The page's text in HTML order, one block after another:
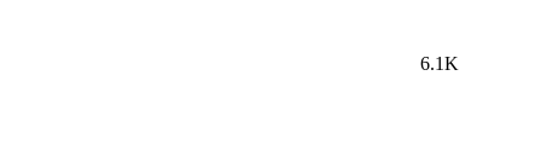
6.1K